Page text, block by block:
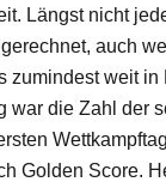
Längst nicht
auch
zumin­dest weit
war die Zahl der
Gol­den Score.